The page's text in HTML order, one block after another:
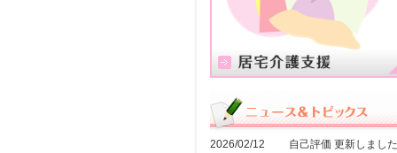
2026/02/12 自己評価 更新しまし